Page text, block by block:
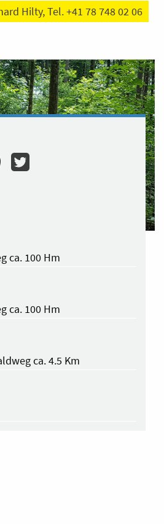
Hilty, Tel. +41 78 748 02 06
ca. 100 Hm
ca. 100 Hm
ca. 4.5 Km